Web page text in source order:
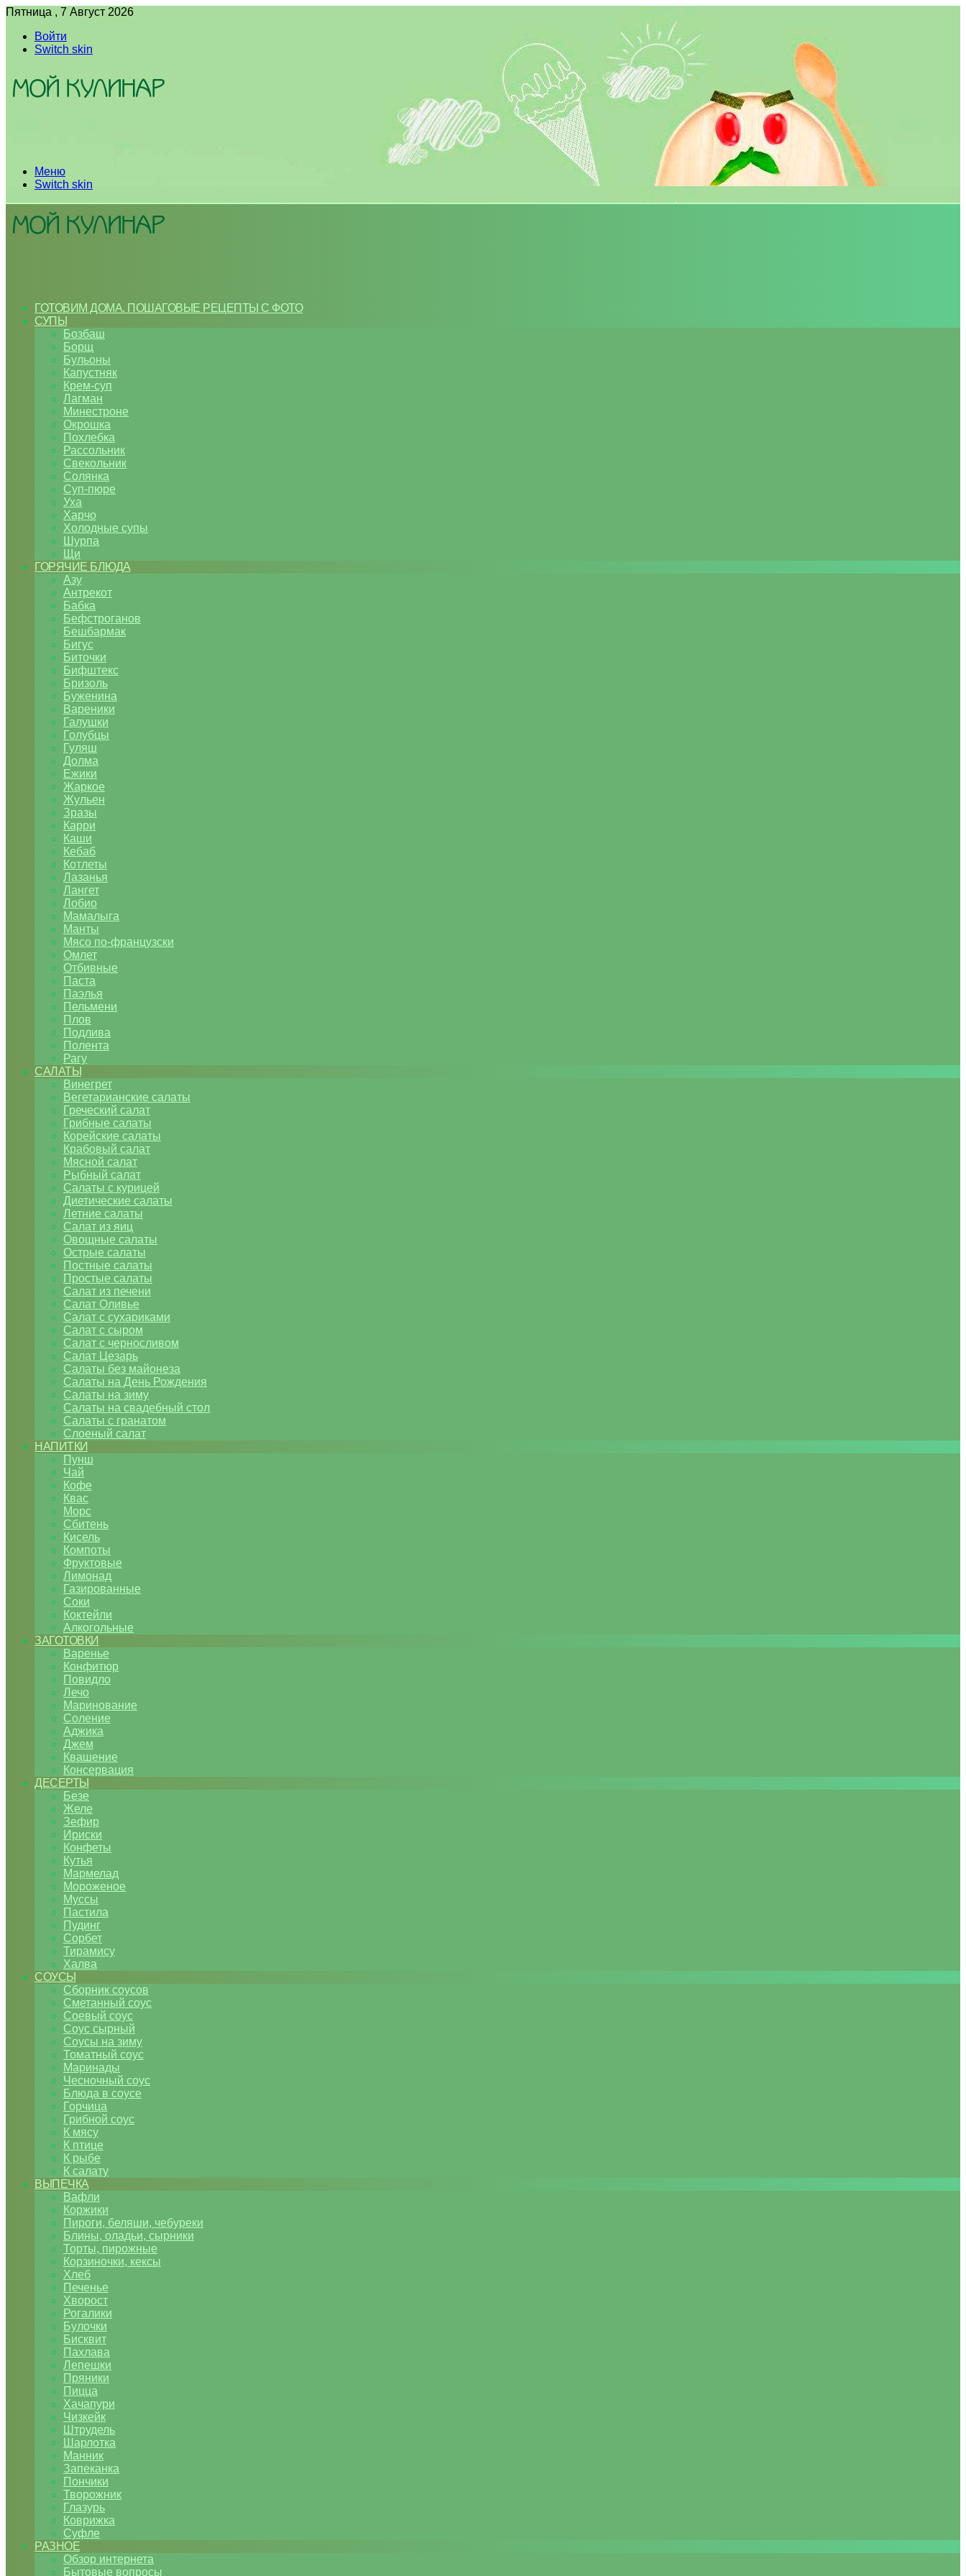
Пятница , 7 Август 2026
Войти
Switch skin
Меню
Switch skin
ГОТОВИМ ДОМА. ПОШАГОВЫЕ РЕЦЕПТЫ С ФОТО
СУПЫ
Бозбаш
Борщ
Бульоны
Капустняк
Крем-суп
Лагман
Минестроне
Окрошка
Похлебка
Рассольник
Свекольник
Солянка
Суп-пюре
Уха
Харчо
Холодные супы
Шурпа
Щи
ГОРЯЧИЕ БЛЮДА
Азу
Антрекот
Бабка
Бефстроганов
Бешбармак
Бигус
Биточки
Бифштекс
Бризоль
Буженина
Вареники
Галушки
Голубцы
Гуляш
Долма
Ежики
Жаркое
Жульен
Зразы
Карри
Каши
Кебаб
Котлеты
Лазанья
Лангет
Лобио
Мамалыга
Манты
Мясо по-французски
Омлет
Отбивные
Паста
Паэлья
Пельмени
Плов
Подлива
Полента
Рагу
САЛАТЫ
Винегрет
Вегетарианские салаты
Греческий салат
Грибные салаты
Корейские салаты
Крабовый салат
Мясной салат
Рыбный салат
Салаты с курицей
Диетические салаты
Летние салаты
Салат из яиц
Овощные салаты
Острые салаты
Постные салаты
Простые салаты
Салат из печени
Салат Оливье
Салат с сухариками
Салат с сыром
Салат с черносливом
Салат Цезарь
Салаты без майонеза
Салаты на День Рождения
Салаты на зиму
Салаты на свадебный стол
Салаты с гранатом
Слоеный салат
НАПИТКИ
Пунш
Чай
Кофе
Квас
Морс
Сбитень
Кисель
Компоты
Фруктовые
Лимонад
Газированные
Соки
Коктейли
Алкогольные
ЗАГОТОВКИ
Варенье
Конфитюр
Повидло
Лечо
Маринование
Соление
Аджика
Джем
Квашение
Консервация
ДЕСЕРТЫ
Безе
Желе
Зефир
Ириски
Конфеты
Кутья
Мармелад
Мороженое
Муссы
Пастила
Пудинг
Сорбет
Тирамису
Халва
СОУСЫ
Сборник соусов
Сметанный соус
Соевый соус
Соус сырный
Соусы на зиму
Томатный соус
Маринады
Чесночный соус
Блюда в соусе
Горчица
Грибной соус
К мясу
К птице
К рыбе
К салату
ВЫПЕЧКА
Вафли
Коржики
Пироги, беляши, чебуреки
Блины, оладьи, сырники
Торты, пирожные
Корзиночки, кексы
Хлеб
Печенье
Хворост
Рогалики
Булочки
Бисквит
Пахлава
Лепешки
Пряники
Пицца
Хачапури
Чизкейк
Штрудель
Шарлотка
Манник
Запеканка
Пончики
Творожник
Глазурь
Коврижка
Суфле
РАЗНОЕ
Обзор интернета
Бытовые вопросы